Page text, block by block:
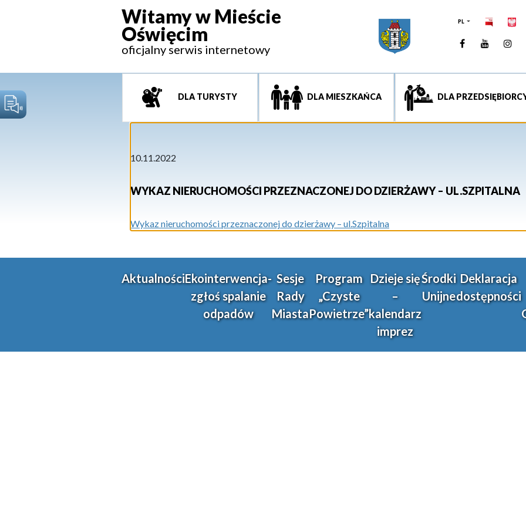
Witamy w Mieście
Oświęcim
oficjalny serwis internetowy
PL
Facebook
DLA TURYSTY DLA MIESZKAŃCA DLA
10.11.2022
WYKAZ NIERUCHOMOŚCI PRZEZNACZONEJ DO DZIERŻAWY – UL.SZPITALNA
Wykaz nieruchomości przeznaczonej do dzierżawy – ul.Szpitalna
AktualnościEkointerwencja-
zgłoś spalanie
odpadów
Sesje
Rady
Miasta
Program
„Czyste
Powietrze”
Dzieje się
–
kalendarz
imprez
Środki
Unijne
Deklaracja
dostępności